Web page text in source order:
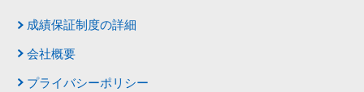
成績保証制度の詳細
会社概要
プライバシーポリシー